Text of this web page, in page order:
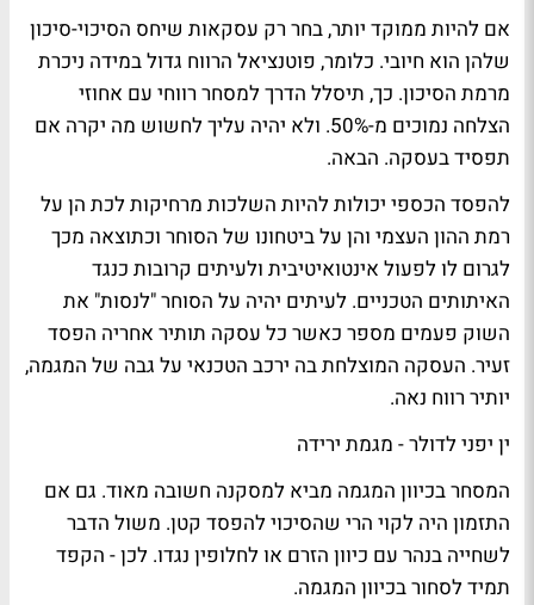
אם להיות ממוקד יותר, בחר רק עסקאות שיחס הסיכוי-סיכון
שלהן הוא חיובי. כלומר, פוטנציאל הרווח גדול במידה ניכרת
מרמת הסיכון. כך, תיסלל הדרך למסחר רווחי עם אחוזי
הצלחה נמוכים מ-50%. ולא יהיה עליך לחשוש מה יקרה אם
תפסיד בעסקה. הבאה.
להפסד הכספי יכולות להיות השלכות מרחיקות לכת הן על
רמת ההון העצמי והן על ביטחונו של הסוחר וכתוצאה מכך
לגרום לו לפעול אינטואיטיבית ולעיתים קרובות כנגד
האיתותים הטכניים. לעיתים יהיה על הסוחר "לנסות" את
השוק פעמים מספר כאשר כל עסקה תותיר אחריה הפסד
זעיר. העסקה המוצלחת בה ירכב הטכנאי על גבה של המגמה,
יותיר רווח נאה.
ין יפני לדולר - מגמת ירידה
המסחר בכיוון המגמה מביא למסקנה חשובה מאוד. גם אם
התזמון היה לקוי הרי שהסיכוי להפסד קטן. משול הדבר
לשחייה בנהר עם כיוון הזרם או לחלופין נגדו. לכן - הקפד
תמיד לסחור בכיוון המגמה.